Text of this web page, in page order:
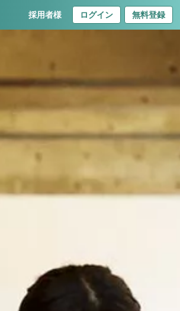
採用者様 ログイン 無料登録